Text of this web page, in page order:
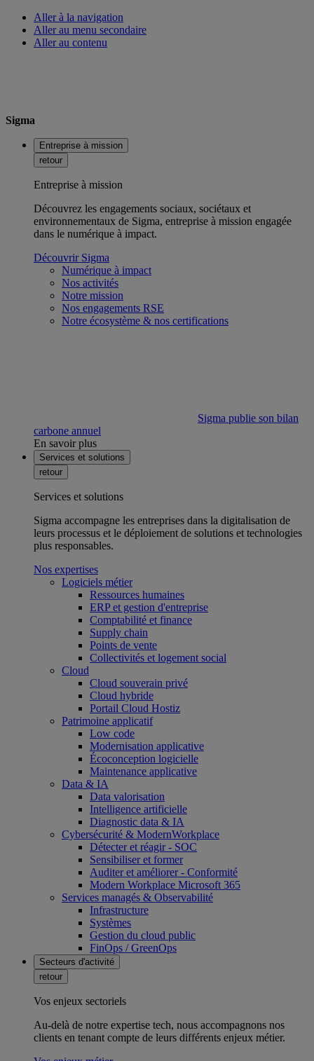
Aller à la navigation
Aller au menu secondaire
Aller au contenu
Sigma
Entreprise à mission
retour
Entreprise à mission
Découvrez les engagements sociaux, sociétaux et
environnementaux de Sigma, entreprise à mission engagée
dans le numérique à impact.
Découvrir Sigma
Numérique à impact
Nos activités
Notre mission
Nos engagements RSE
Notre écosystème & nos certifications
Sigma publie son bilan
carbone annuel
En savoir plus
Services et solutions
retour
Services et solutions
Sigma accompagne les entreprises dans la digitalisation de
leurs processus et le déploiement de solutions et technologies
plus responsables.
Nos expertises
Logiciels métier
Ressources humaines
ERP et gestion d'entreprise
Comptabilité et finance
Supply chain
Points de vente
Collectivités et logement social
Cloud
Cloud souverain privé
Cloud hybride
Portail Cloud Hostiz
Patrimoine applicatif
Low code
Modernisation applicative
Écoconception logicielle
Maintenance applicative
Data & IA
Data valorisation
Intelligence artificielle
Diagnostic data & IA
Cybersécurité & ModernWorkplace
Détecter et réagir - SOC
Sensibiliser et former
Auditer et améliorer - Conformité
Modern Workplace Microsoft 365
Services managés & Observabilité
Infrastructure
Systèmes
Gestion du cloud public
FinOps / GreenOps
Secteurs d'activité
retour
Vos enjeux sectoriels
Au-delà de notre expertise tech, nous accompagnons nos
clients en tenant compte de leurs différents enjeux métier.